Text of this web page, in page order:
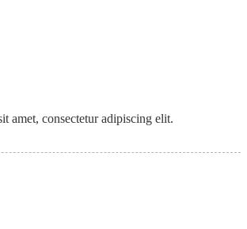
amet, consectetur adipiscing elit.